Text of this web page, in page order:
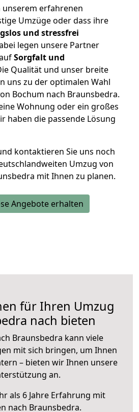
unserem erfahrenen
Umzüge oder dass ihre
und stressfrei
legen unsere Partner
Sorgfalt und
Qualität und unser breite
uns zu der optimalen Wahl
Bochum nach Braunsbedra.
Wohnung oder ein großes
haben die passende Lösung
kontaktieren Sie uns noch
Umzug von
mit Ihnen zu planen.
Angebote erhalten
für Ihren Umzug
nach bieten
Braunsbedra kann viele
mit sich bringen, um Ihnen
– bieten wir Ihnen unsere
an.
als 6 Jahre Erfahrung mit
nach Braunsbedra.